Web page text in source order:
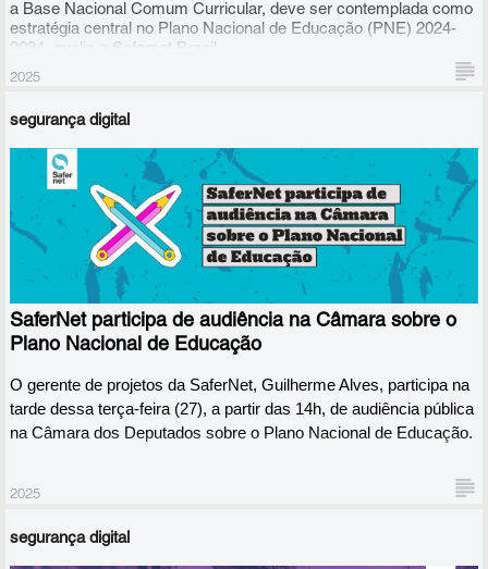
a Base Nacional Comum Curricular, deve ser contemplada como
estratégia central no Plano Nacional de Educação (PNE) 2024-
2034, avalia a Safernet Brasil.
Na última terça-feira (27), o gerente de projetos da SaferNet,
Guilherme Alves, foi convidado pela deputada Tabata Amaral
(PSB-SP) para uma audiência pública na Câmara dos Deputados
sobre o PNE, mais especificamente sobre contribuições para o
objetivo 7 do plano, que trata de Cidadania Digital, conectividade e
2025
segurança digital
SaferNet participa de audiência na Câmara sobre o
Plano Nacional de Educação
O gerente de projetos da SaferNet, Guilherme Alves, participa na
tarde dessa terça-feira (27), a partir das 14h, de audiência pública
na Câmara dos Deputados sobre o Plano Nacional de Educação.
2025
segurança digital